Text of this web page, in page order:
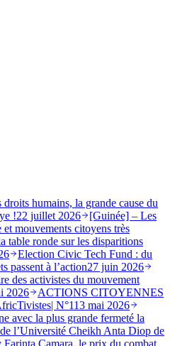
humains, la grande cause du
!22 juillet 2026
[Guinée] – Les
mouvements citoyens très
table ronde sur les disparitions
Election Civic Tech Fund : du
passent à l’action27 juin 2026
des activistes du mouvement
2026
ACTIONS CITOYENNES
N°113 mai 2026
avec la plus grande fermeté la
l’Université Cheikh Anta Diop de